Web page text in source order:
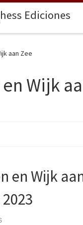
Ediciones
aan Zee
Wijk
en Wijk